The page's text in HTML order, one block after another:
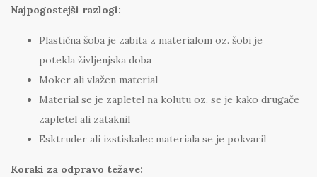
Najpogostejši razlogi:
Plastična šoba je zabita z materialom oz. šobi je
potekla življenjska doba
Moker ali vlažen material
Material se je zapletel na kolutu oz. se je kako drugače
zapletel ali zataknil
Esktruder ali izstiskalec materiala se je pokvaril
Koraki za odpravo težave: